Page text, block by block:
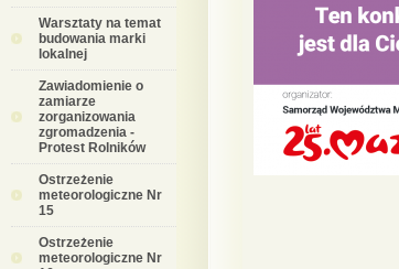
Warsztaty na temat
budowania marki
lokalnej
Zawiadomienie o
zamiarze
zorganizowania
zgromadzenia -
Protest Rolników
Ostrzeżenie
meteorologiczne Nr
15
Ostrzeżenie
meteorologiczne Nr